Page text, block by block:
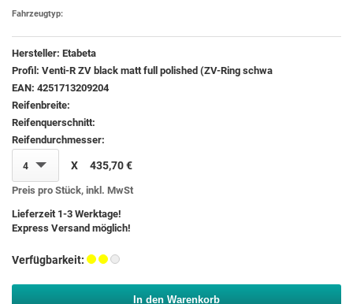
Fahrzeugtyp:
Hersteller: Etabeta
Profil: Venti-R ZV black matt full polished (ZV-Ring schwa
EAN: 4251713209204
Reifenbreite:
Reifenquerschnitt:
Reifendurchmesser:
4 X 435,70 €
Preis pro Stück, inkl. MwSt
Lieferzeit 1-3 Werktage!
Express Versand möglich!
Verfügbarkeit:
In den Warenkorb